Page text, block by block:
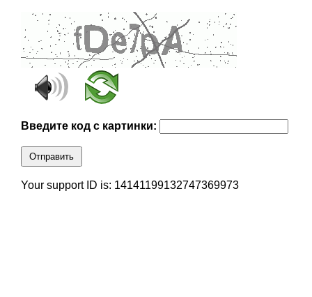
Введите код с картинки:
Отправить
Your support ID is: 14141199132747369973